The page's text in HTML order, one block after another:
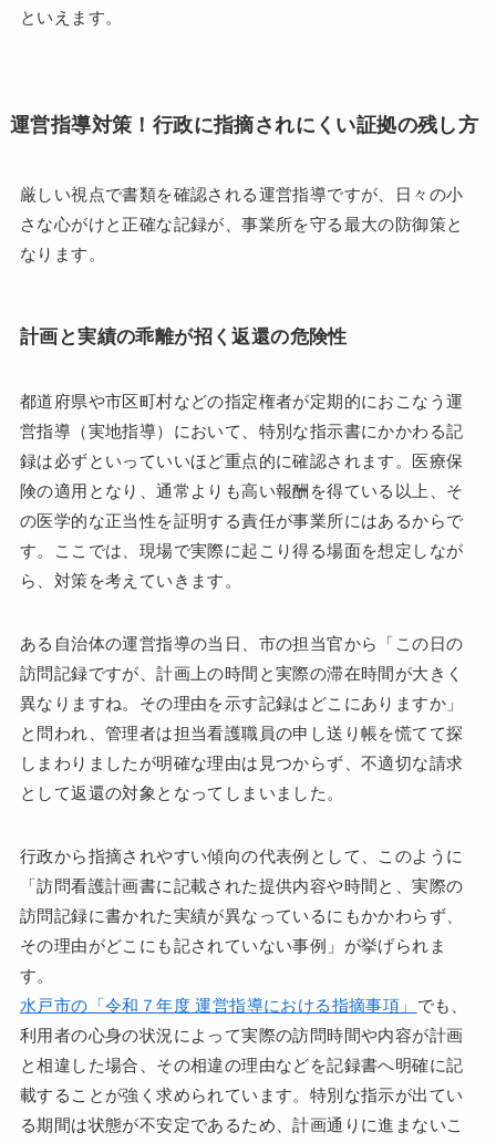
といえます。
運営指導対策！行政に指摘されにくい証拠の残し方
厳しい視点で書類を確認される運営指導ですが、日々の小
さな心がけと正確な記録が、事業所を守る最大の防御策と
なります。
計画と実績の乖離が招く返還の危険性
都道府県や市区町村などの指定権者が定期的におこなう運
営指導（実地指導）において、特別な指示書にかかわる記
録は必ずといっていいほど重点的に確認されます。医療保
険の適用となり、通常よりも高い報酬を得ている以上、そ
の医学的な正当性を証明する責任が事業所にはあるからで
す。ここでは、現場で実際に起こり得る場面を想定しなが
ら、対策を考えていきます。
ある自治体の運営指導の当日、市の担当官から「この日の
訪問記録ですが、計画上の時間と実際の滞在時間が大きく
異なりますね。その理由を示す記録はどこにありますか」
と問われ、管理者は担当看護職員の申し送り帳を慌てて探
しまわりましたが明確な理由は見つからず、不適切な請求
として返還の対象となってしまいました。
行政から指摘されやすい傾向の代表例として、このように
「訪問看護計画書に記載された提供内容や時間と、実際の
訪問記録に書かれた実績が異なっているにもかかわらず、
その理由がどこにも記されていない事例」が挙げられま
す。
水戸市の「令和７年度 運営指導における指摘事項」 でも、
利用者の心身の状況によって実際の訪問時間や内容が計画
と相違した場合、その相違の理由などを記録書へ明確に記
載することが強く求められています。特別な指示が出てい
る期間は状態が不安定であるため、計画通りに進まないこ